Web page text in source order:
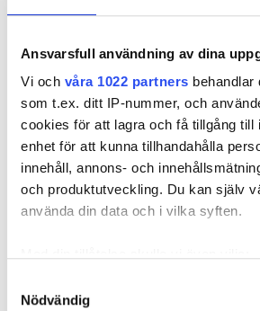
Ansvarsfull användning av dina
Vi och våra 1022 partners behandlar
som t.ex. ditt IP-nummer, och
cookies för att lagra och få tillgång till
enhet för att kunna tillhandahålla
innehåll, annons- och
och produktutveckling. Du kan själv
använda din data och i vilka syften.
som kan ha en noggrannhet på
Nödvändig
Tyckte inte renovering var
Värden har en annan uppfattning, och
redan 2024 vände sig till hyresgästen
om att renovera hela lägenheten. Men
hyresgästen att både kök och badrum
skick, och att det inte fanns behov av
Hade hyresgästen redan då varnat om
menar värden.
Hyresnämnden
gick på värdens linje